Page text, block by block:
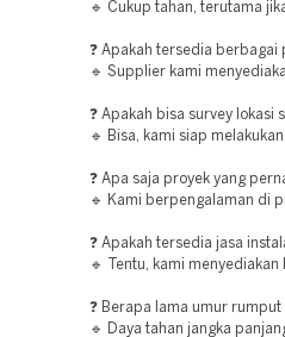
🔹 Cukup tahan, terutama
❓ Apakah tersedia berbagai
🔹 Supplier kami
❓ Apakah bisa survey lokasi
🔹 Bisa, kami siap
❓ Apa saja proyek yang
🔹 Kami berpengalaman di
❓ Apakah tersedia jasa
🔹 Tentu, kami
❓ Berapa lama umur
🔹 Daya tahan jangka